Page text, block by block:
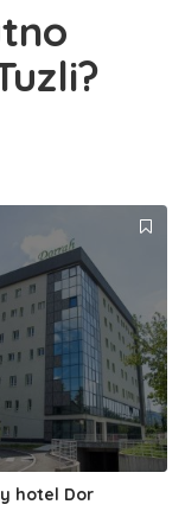
hotel Dor